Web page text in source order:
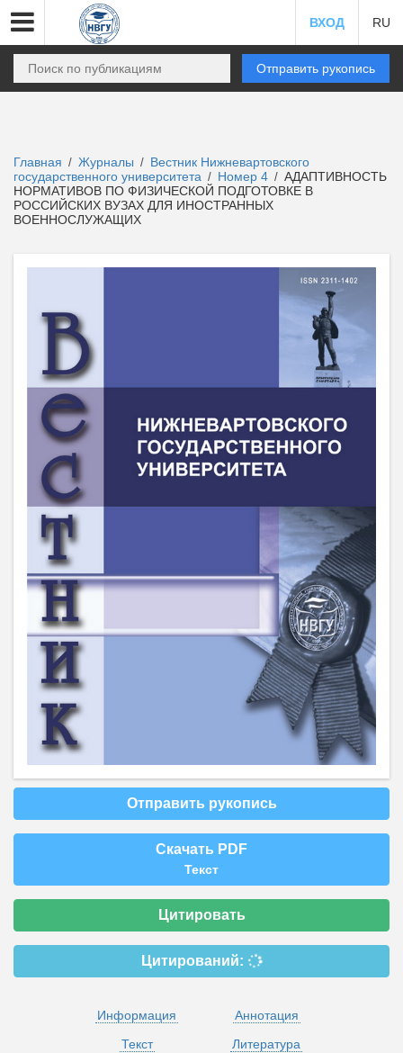
ВХОД RU
Отправить рукопись
Главная / Журналы / Вестник Нижневартовского
государственного университета / Номер 4 / АДАПТИВНОСТЬ
НОРМАТИВОВ ПО ФИЗИЧЕСКОЙ ПОДГОТОВКЕ В
РОССИЙСКИХ ВУЗАХ ДЛЯ ИНОСТРАННЫХ
ВОЕННОСЛУЖАЩИХ
Отправить рукопись
Скачать PDF
Текст
Цитировать
Цитирований:
Информация
Аннотация
Текст
Литература